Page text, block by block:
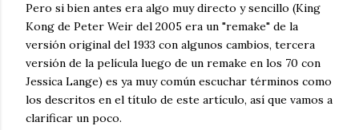
Pero si bien antes era algo muy directo y sencillo (King
Kong de Peter Weir del 2005 era un "remake" de la
versión original del 1933 con algunos cambios, tercera
versión de la película luego de un remake en los 70 con
Jessica Lange) es ya muy común escuchar términos como
los descritos en el título de este artículo, así que vamos a
clarificar un poco.